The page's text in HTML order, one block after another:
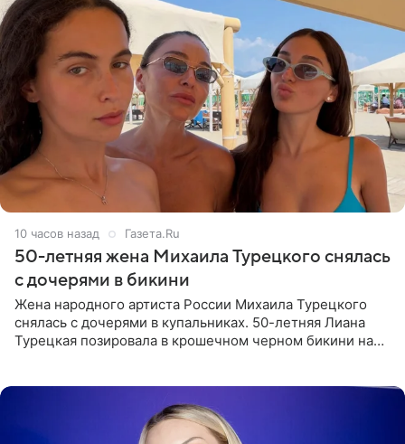
10 часов назад Газета.Ru
50-летняя жена Михаила Турецкого снялась
с дочерями в бикини
Жена народного артиста России Михаила Турецкого
снялась с дочерями в купальниках. 50-летняя Лиана
Турецкая позировала в крошечном черном бикини на